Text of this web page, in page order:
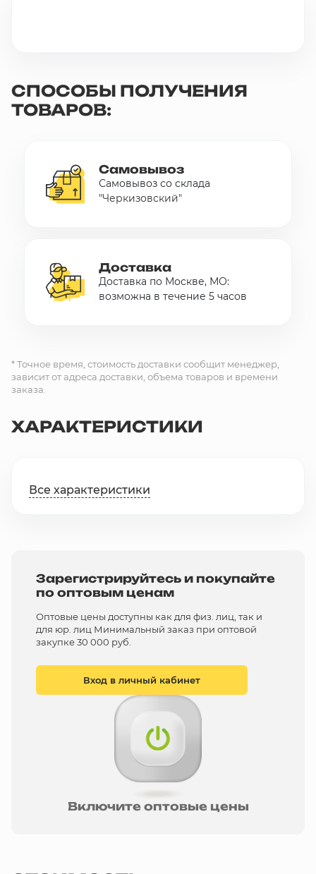
sales@stroyholding.ru
Max
О компании
Все бренды
Контакты
СПОСОБЫ ПОЛУЧЕНИЯ
ТОВАРОВ:
Самовывоз
Самовывоз со склада
"Черкизовский"
Доставка
Доставка по Москве, МО:
возможна в течение 5 часов
* Точное время, стоимость доставки сообщит менеджер,
зависит от адреса доставки, объема товаров и времени
заказа.
ХАРАКТЕРИСТИКИ
Все характеристики
Зарегистрируйтесь и покупайте
по оптовым ценам
Оптовые цены доступны как для физ. лиц, так и
для юр. лиц Минимальный заказ при оптовой
закупке 30 000 руб.
Вход в личный кабинет
Включите оптовые цены